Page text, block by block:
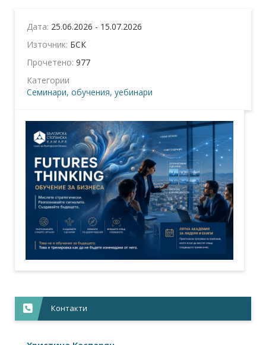
Дата: 25.06.2026 - 15.07.2026
Източник: БСК
Прочетено: 977
Категории
Семинари, обучения, уебинари
Контакти